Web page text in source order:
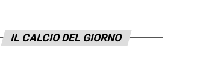
IL CALCIO DEL GIORNO